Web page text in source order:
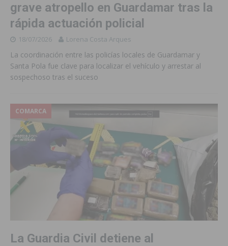
grave atropello en Guardamar tras la
rápida actuación policial
18/07/2026 Lorena Costa Arques
La coordinación entre las policías locales de Guardamar y
Santa Pola fue clave para localizar el vehículo y arrestar al
sospechoso tras el suceso
COMARCA
La Guardia Civil detiene al